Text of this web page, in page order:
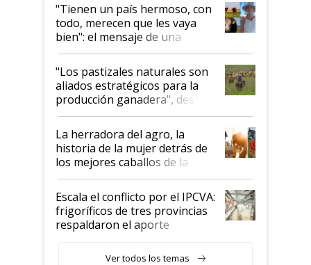
"Tienen un país hermoso, con
todo, merecen que les vaya
bien": el mensaje de una
ganadera uruguaya sobre las
oportunidades que se abren
para el agro en Argentina, con
foco en la carne
"Los pastizales naturales son
aliados estratégicos para la
producción ganadera", destaca
la iniciativa que ya reúne a 46
establecimientos en Argentina
La herradora del agro, la
historia de la mujer detrás de
los mejores caballos de la
Argentina y los mitos que
todavía hacen sufrir a estos
animales: "Mientras me
descalificaban, yo seguí
haciendo currículum"
Escala el conflicto por el IPCVA:
frigoríficos de tres provincias
respaldaron el aporte
Ver todos los temas